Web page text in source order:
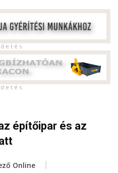
e t é s
e t é s
építőipar és az
Online